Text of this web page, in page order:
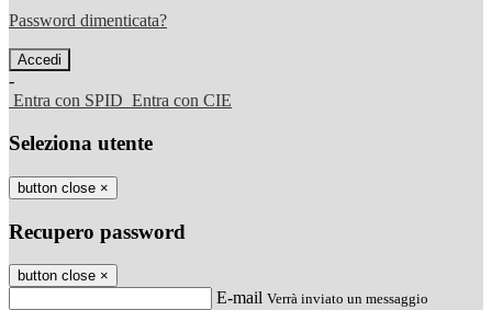
Password dimenticata?
-
Entra con SPID Entra con CIE
Seleziona utente
button close ×
Recupero password
button close ×
E-mail Verrà inviato un messaggio